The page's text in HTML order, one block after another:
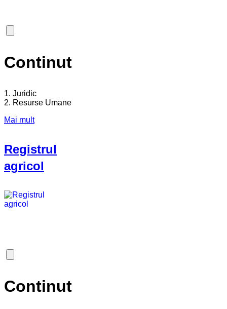
Continut
1. Juridic
2. Resurse Umane
Mai mult
Registrul
agricol
Continut